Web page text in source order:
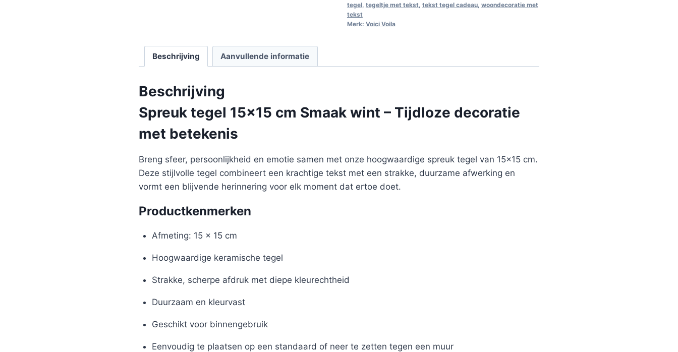
tegel, tegeltje met tekst tekst tegel cadeau, woondecoratie met
tekst
Merk: Voici Voila
Beschrijving Aanvullende informatie
Beschrijving
Spreuk tegel 15×15 cm Smaak wint – Tijdloze decoratie
met betekenis
Breng sfeer, persoonlijkheid en emotie samen met onze hoogwaardige spreuk tegel van 15×15 cm.
Deze stijlvolle tegel combineert een krachtige tekst met een strakke, duurzame afwerking en
vormt een blijvende herinnering voor elk moment dat ertoe doet.
Productkenmerken
Afmeting: 15 x 15 cm
Hoogwaardige keramische tegel
Strakke, scherpe afdruk met diepe kleurechtheid
Duurzaam en kleurvast
Geschikt voor binnengebruik
Eenvoudig te plaatsen op een standaard of neer te zetten tegen een muur